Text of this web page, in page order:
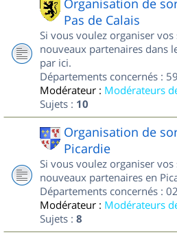
Organisation de
Pas de Calais
Si vous voulez organiser
nouveaux partenaires dans
par ici.
Départements concernés :
Modérateur : Modérateurs
Sujets : 10
Organisation de
Picardie
Si vous voulez organiser
nouveaux partenaires en
Départements concernés :
Modérateur : Modérateurs
Sujets : 8